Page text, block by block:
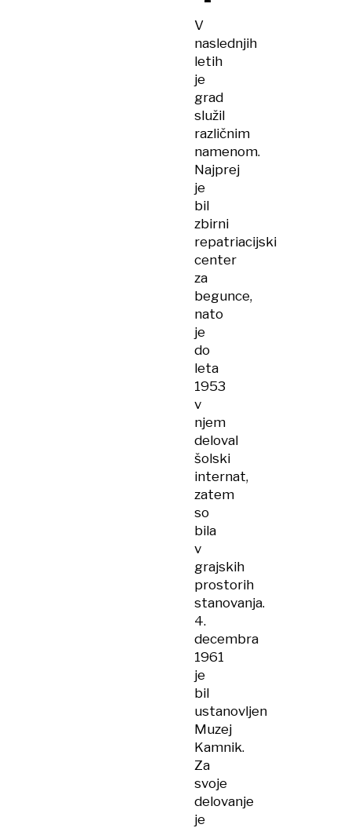
V
naslednjih
letih
je
grad
služil
različnim
namenom.
Najprej
je
bil
zbirni
repatriacijski
center
za
begunce,
nato
je
do
leta
1953
v
njem
deloval
šolski
internat,
zatem
so
bila
v
grajskih
prostorih
stanovanja.
4.
decembra
1961
je
bil
ustanovljen
Muzej
Kamnik.
Za
svoje
delovanje
je